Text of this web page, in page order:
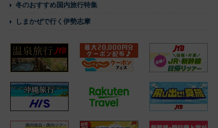
冬のおすすめ国内旅行特集
しまかぜで行く伊勢志摩